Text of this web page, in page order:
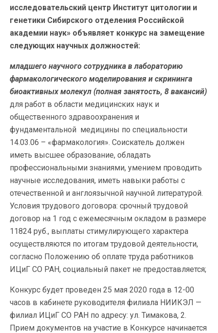
исследовательский центр Институт цитологии и
генетики Сибирского отделения Российской
академии наук» объявляет конкурс на замещение
следующих научных должностей:
младшего научного сотрудника в лабораторию
фармакологического моделирования и скрининга
биоактивных молекул (полная занятость, 8 вакансий)
для работ в области медицинских наук и
общественного здравоохранения и
фундаментальной медицины по специальности
14.03.06 – «фармакология». Соискатель должен
иметь высшее образование, обладать
профессиональными знаниями, умением проводить
научные исследования, иметь навыки работы с
отечественной и англоязычной научной литературой.
Условия трудового договора: срочный трудовой
договор на 1 год с ежемесячным окладом в размере
11824 руб., выплаты стимулирующего характера
осуществляются по итогам трудовой деятельности,
согласно Положению об оплате труда работников
ИЦиГ СО РАН, социальный пакет не предоставляется;
Конкурс будет проведен 25 мая 2020 года в 12-00
часов в кабинете руководителя филиала НИИКЭЛ —
филиал ИЦиГ СО РАН по адресу: ул. Тимакова, 2.
Прием документов на участие в Конкурсе начинается